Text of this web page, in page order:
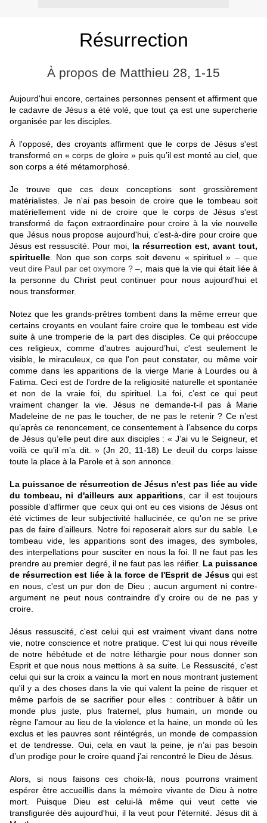
Résurrection
À propos de Matthieu 28, 1-15
Aujourd'hui encore, certaines personnes pensent et affirment que
le cadavre de Jésus a été volé, que tout ça est une supercherie
organisée par les disciples.
À l'opposé, des croyants affirment que le corps de Jésus s'est
transformé en « corps de gloire » puis qu’il est monté au ciel, que
son corps a été métamorphosé.
Je trouve que ces deux conceptions sont grossièrement
matérialistes. Je n'ai pas besoin de croire que le tombeau soit
matériellement vide ni de croire que le corps de Jésus s'est
transformé de façon extraordinaire pour croire à la vie nouvelle
que Jésus nous propose aujourd'hui, c’est-à-dire pour croire que
Jésus est ressuscité. Pour moi, la résurrection est, avant tout,
spirituelle . Non que son corps soit devenu « spirituel » – que
veut dire Paul par cet oxymore ? – , mais que la vie qui était liée à
la personne du Christ peut continuer pour nous aujourd'hui et
nous transformer.
Notez que les grands-prêtres tombent dans la même erreur que
certains croyants en voulant faire croire que le tombeau est vide
suite à une tromperie de la part des disciples. Ce qui préoccupe
ces religieux, comme d’autres aujourd’hui, c'est seulement le
visible, le miraculeux, ce que l'on peut constater, ou même voir
comme dans les apparitions de la vierge Marie à Lourdes ou à
Fatima. Ceci est de l'ordre de la religiosité naturelle et spontanée
et non de la vraie foi, du spirituel. La foi, c’est ce qui peut
vraiment changer la vie. Jésus ne demande-t-il pas à Marie
Madeleine de ne pas le toucher, de ne pas le retenir ? Ce n’est
qu’après ce renoncement, ce consentement à l’absence du corps
de Jésus qu’elle peut dire aux disciples : « J’ai vu le Seigneur, et
voilà ce qu’il m’a dit. » (Jn 20, 11-18) Le deuil du corps laisse
toute la place à la Parole et à son annonce.
La puissance de résurrection de Jésus n'est pas liée au vide
du tombeau, ni d'ailleurs aux apparitions , car il est toujours
possible d’affirmer que ceux qui ont eu ces visions de Jésus ont
été victimes de leur subjectivité hallucinée, ce qu'on ne se prive
pas de faire d’ailleurs. Notre foi reposerait alors sur du sable. Le
tombeau vide, les apparitions sont des images, des symboles,
des interpellations pour susciter en nous la foi. Il ne faut pas les
prendre au premier degré, il ne faut pas les réifier. La puissance
de résurrection est liée à la force de l'Esprit de Jésusqui est
en nous, c'est un pur don de Dieu ; aucun argument ni contre-
argument ne peut nous contraindre d'y croire ou de ne pas y
croire.
Jésus ressuscité, c'est celui qui est vraiment vivant dans notre
vie, notre conscience et notre pratique. C'est lui qui nous réveille
de notre hébétude et de notre léthargie pour nous donner son
Esprit et que nous nous mettions à sa suite. Le Ressuscité, c'est
celui qui sur la croix a vaincu la mort en nous montrant justement
qu'il y a des choses dans la vie qui valent la peine de risquer et
même parfois de se sacrifier pour elles : contribuer à bâtir un
monde plus juste, plus fraternel, plus humain, un monde ou
règne l'amour au lieu de la violence et la haine, un monde où les
exclus et les pauvres sont réintégrés, un monde de compassion
et de tendresse. Oui, cela en vaut la peine, je n’ai pas besoin
d’un prodige pour le croire quand j’ai rencontré le Dieu de Jésus.
Alors, si nous faisons ces choix-là, nous pourrons vraiment
espérer être accueillis dans la mémoire vivante de Dieu à notre
mort. Puisque Dieu est celui-là même qui veut cette vie
transfigurée dès aujourd'hui, il la veut pour l'éternité. Jésus dit à